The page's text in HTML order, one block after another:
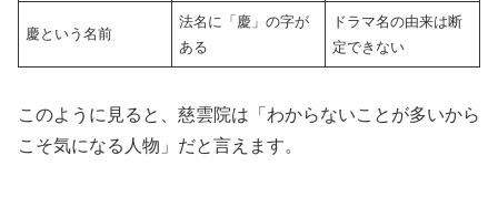
慶という名前
法名に「慶」の字が
ある
ドラマ名の由来は断
定できない
このように見ると、慈雲院は「わからないことが多いから
こそ気になる人物」だと言えます。